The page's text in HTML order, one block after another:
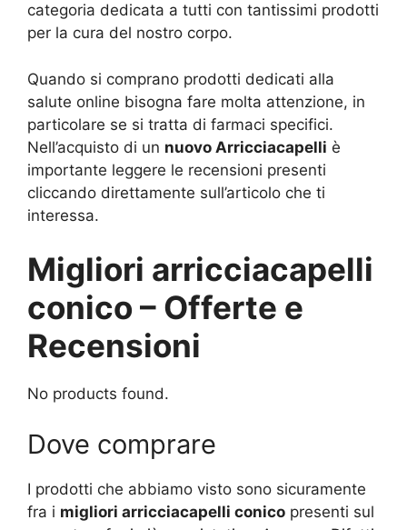
categoria dedicata a tutti con tantissimi prodotti
per la cura del nostro corpo.
Quando si comprano prodotti dedicati alla
salute online bisogna fare molta attenzione, in
particolare se si tratta di farmaci specifici.
Nell’acquisto di un nuovo Arricciacapelli è
importante leggere le recensioni presenti
cliccando direttamente sull’articolo che ti
interessa.
Migliori arricciacapelli
conico – Offerte e
Recensioni
No products found.
Dove comprare
I prodotti che abbiamo visto sono sicuramente
fra i migliori arricciacapelli conico presenti sul